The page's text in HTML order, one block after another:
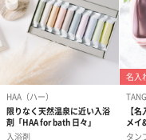
絵本&うさぎ（ピンク）
（2,702円）